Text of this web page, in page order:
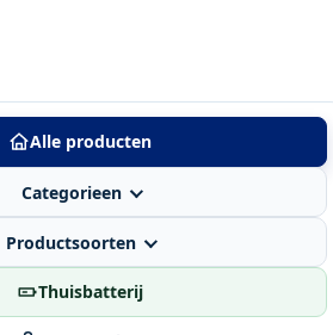
Alle producten
Categorieen
Productsoorten
Thuisbatterij